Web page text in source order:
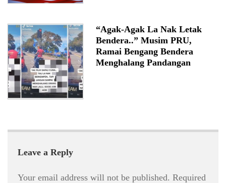
“Agak-Agak La Nak Letak
Bendera..” Musim PRU,
Ramai Bengang Bendera
Menghalang Pandangan
Leave a Reply
Your email address will not be published. Required